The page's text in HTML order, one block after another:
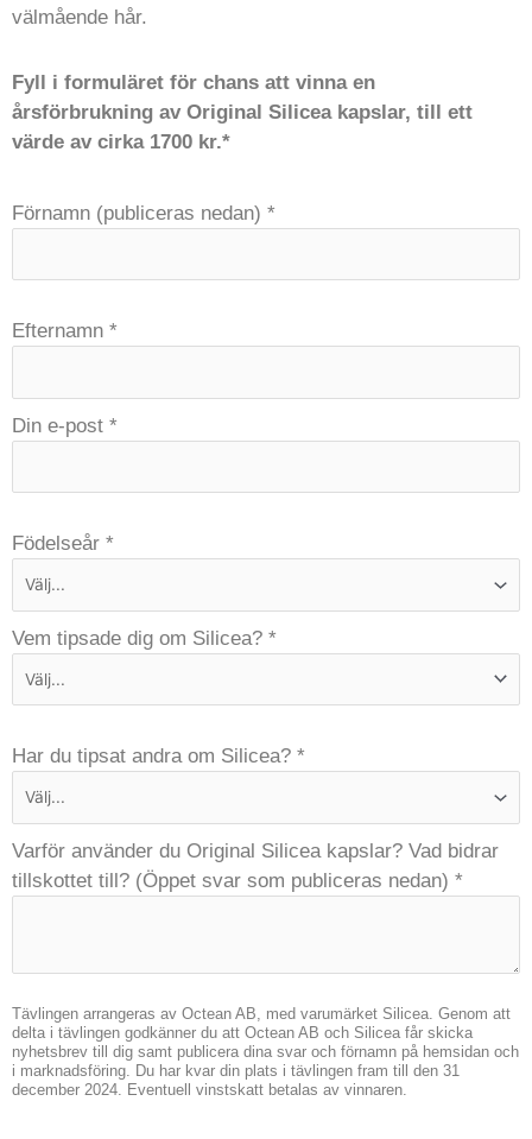
välmående hår.
Fyll i formuläret för chans att vinna en
årsförbrukning av Original Silicea kapslar, till ett
värde av cirka 1700 kr.*
Förnamn (publiceras nedan) *
Efternamn *
Din e-post *
Födelseår *
Vem tipsade dig om Silicea? *
Har du tipsat andra om Silicea? *
Varför använder du Original Silicea kapslar? Vad bidrar
tillskottet till? (Öppet svar som publiceras nedan) *
Tävlingen arrangeras av Octean AB, med varumärket Silicea. Genom att
delta i tävlingen godkänner du att Octean AB och Silicea får skicka
nyhetsbrev till dig samt publicera dina svar och förnamn på hemsidan och
i marknadsföring. Du har kvar din plats i tävlingen fram till den 31
december 2024. Eventuell vinstskatt betalas av vinnaren.